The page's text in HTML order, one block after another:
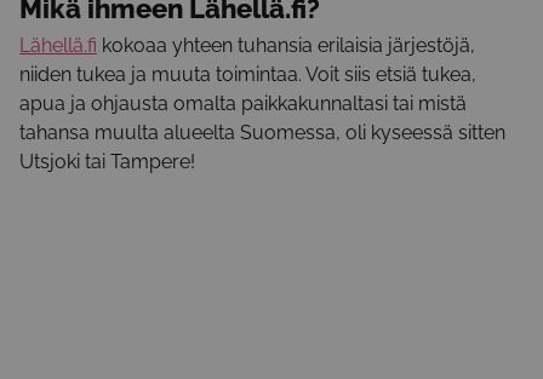
Mikä ihmeen Lähellä.fi?
Lähellä.fi kokoaa yhteen tuhansia erilaisia järjestöjä,
niiden tukea ja muuta toimintaa. Voit siis etsiä tukea,
apua ja ohjausta omalta paikkakunnaltasi tai mistä
tahansa muulta alueelta Suomessa, oli kyseessä sitten
Utsjoki tai Tampere!